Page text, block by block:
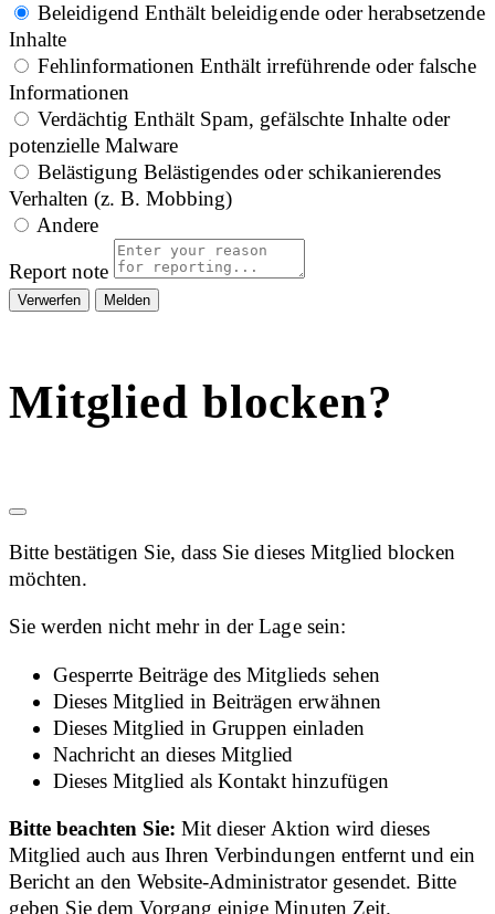
Beleidigend Enthält beleidigende oder herabsetzende
Inhalte
Fehlinformationen Enthält irreführende oder falsche
Informationen
Verdächtig Enthält Spam, gefälschte Inhalte oder
potenzielle Malware
Belästigung Belästigendes oder schikanierendes
Verhalten (z. B. Mobbing)
Andere
Report note
Melden
Mitglied blocken?
Bitte bestätigen Sie, dass Sie dieses Mitglied blocken
möchten.
Sie werden nicht mehr in der Lage sein:
Gesperrte Beiträge des Mitglieds sehen
Dieses Mitglied in Beiträgen erwähnen
Dieses Mitglied in Gruppen einladen
Nachricht an dieses Mitglied
Dieses Mitglied als Kontakt hinzufügen
Bitte beachten Sie:Mit dieser Aktion wird dieses
Mitglied auch aus Ihren Verbindungen entfernt und ein
Bericht an den Website-Administrator gesendet. Bitte
geben Sie dem Vorgang einige Minuten Zeit.